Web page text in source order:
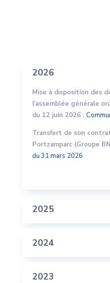
2026
Mise à disposition des
l’assemblée générale
du 12 juin 2026 :
Transfert de son
Portzamparc (Groupe
du 31 mars 2026
2025
2024
2023